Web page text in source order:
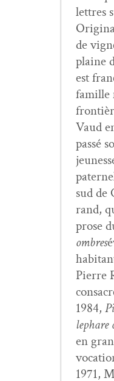
let­tres
de
plaine
est
famille
Vaud
passé
sud
rand,
prose
ombres
Pierre
1984,
lephare
en
1971,